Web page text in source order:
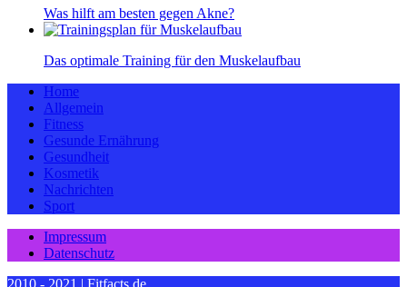
Was hilft am besten gegen Akne?
Das optimale Training für den Muskelaufbau
Home
Allgemein
Fitness
Gesunde Ernährung
Gesundheit
Kosmetik
Nachrichten
Sport
Impressum
Datenschutz